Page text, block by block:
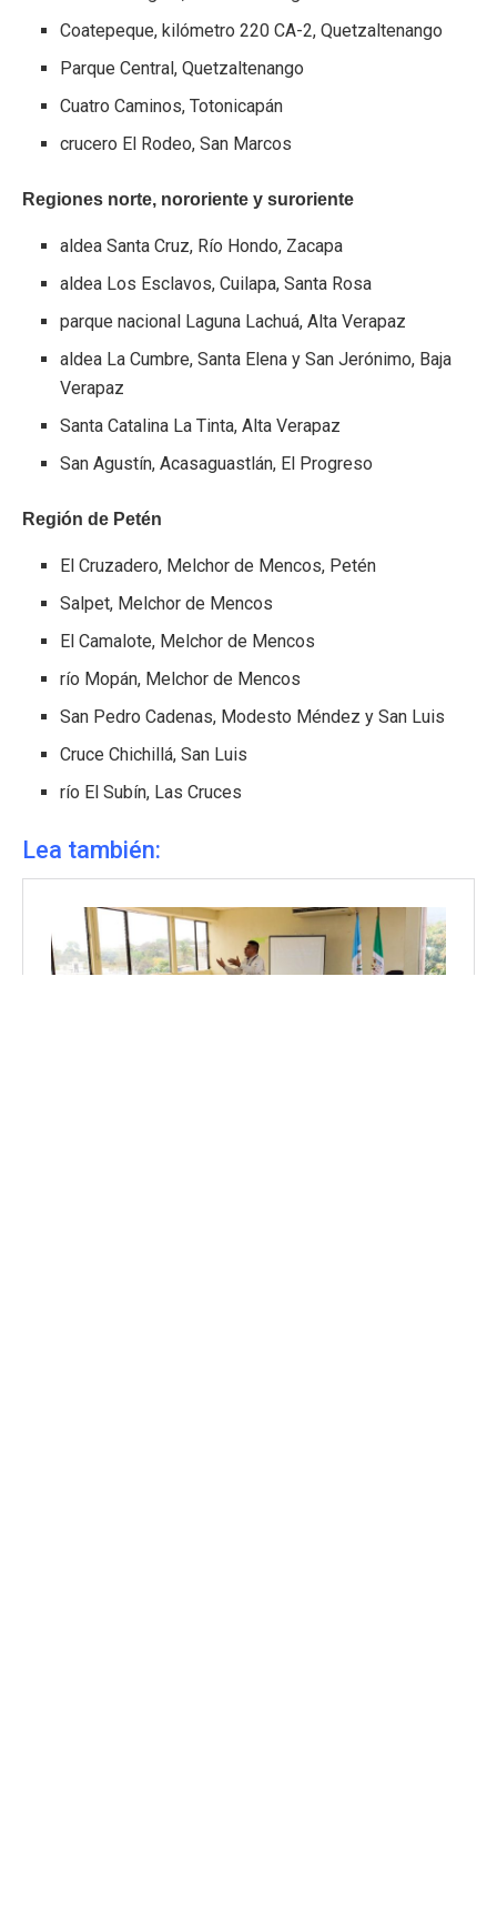
Coatepeque, kilómetro 220 CA-2, Quetzaltenango
Parque Central, Quetzaltenango
Cuatro Caminos, Totonicapán
crucero El Rodeo, San Marcos
Regiones norte, nororiente y suroriente
aldea Santa Cruz, Río Hondo, Zacapa
aldea Los Esclavos, Cuilapa, Santa Rosa
parque nacional Laguna Lachuá, Alta Verapaz
aldea La Cumbre, Santa Elena y San Jerónimo, Baja
Verapaz
Santa Catalina La Tinta, Alta Verapaz
San Agustín, Acasaguastlán, El Progreso
Región de Petén
El Cruzadero, Melchor de Mencos, Petén
Salpet, Melchor de Mencos
El Camalote, Melchor de Mencos
río Mopán, Melchor de Mencos
San Pedro Cadenas, Modesto Méndez y San Luis
Cruce Chichillá, San Luis
río El Subín, Las Cruces
Lea también: